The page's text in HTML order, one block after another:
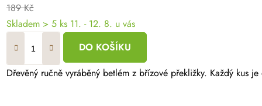
189 Kč
Skladem > 5 ks 11. - 12. 8. u vás
DO KOŠÍKU
Dřevěný ručně vyráběný betlém z břízové překližky. Každý kus